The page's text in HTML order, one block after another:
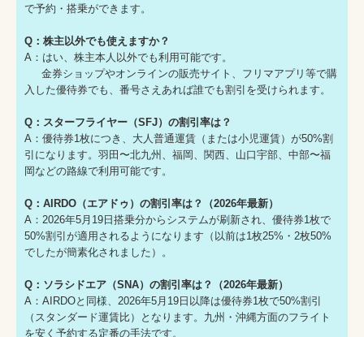
で予約・搭乗ができます。
Q：株主以外でも使えますか？
A：はい、株主本人以外でも利用可能です。
金券ショップやオンラインの販売サイト、フリマアプリ等で購
入した優待券でも、番号さえあれば誰でも割引を受けられます。
Q：スターフライヤー（SFJ）の割引率は？
A：優待券1枚につき、大人普通運賃（または小児運賃）が50%割
引になります。羽田〜北九州、福岡、関西、山口宇部、中部〜福
岡などの路線で利用可能です。
Q：AIRDO（エアドゥ）の割引率は？（2026年最新）
A：2026年5月19日搭乗分からシステムが刷新され、優待券1枚で
50%割引が適用されるようになります（以前は1枚25%・2枚50%
でしたが簡素化されました）。
Q：ソラシドエア（SNA）の割引率は？（2026年最新）
A：AIRDOと同様、2026年5月19日以降は優待券1枚で50%割引
（スタンダード運賃比）となります。九州・沖縄方面のフライト
を安く予約する定番の手法です。